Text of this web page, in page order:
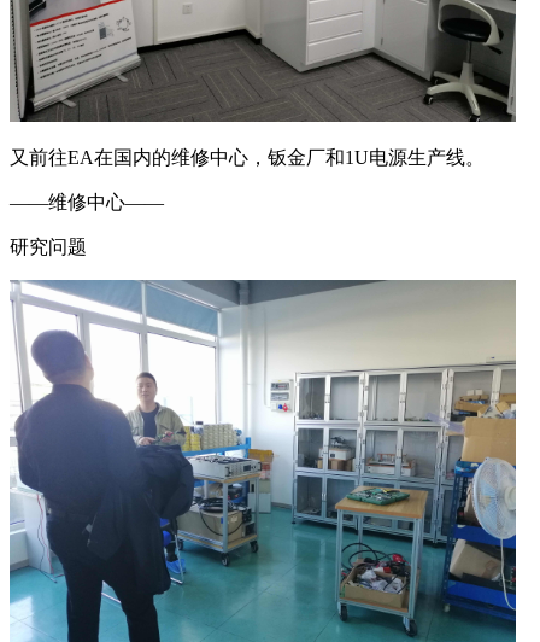
又前往EA在国内的维修中心，钣金厂和1U电源生产线。
——维修中心——
研究问题